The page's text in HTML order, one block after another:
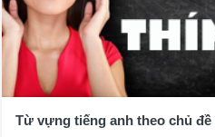
Từ vựng tiếng anh theo chủ đề